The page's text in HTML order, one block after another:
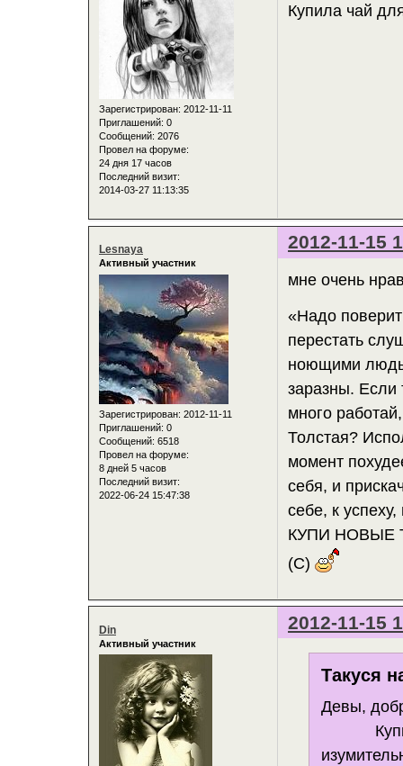
Зарегистрирован: 2012-11-11
Приглашений: 0
Сообщений: 2076
Провел на форуме:
24 дня 17 часов
Последний визит:
2014-03-27 11:13:35
Купила чай
2012-11-15
Lesnaya
Активный участник
Зарегистрирован: 2012-11-11
Приглашений: 0
Сообщений: 6518
Провел на форуме:
8 дней 5 часов
Последний визит:
2022-06-24 15:47:38
мне очень
«Надо
перестать
ноющими
заразны. Если
много
Толстая?
момент
себя, и
себе, к
КУПИ НОВЫЕ
(С)
2012-11-15
Din
Активный участник
Такуся
Девы,
Купила